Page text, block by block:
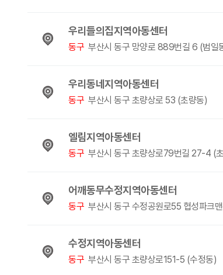
우리들의집지역아동센터
동구 부산시 동구 망양로 889번길 6 (범일
우리동네지역아동센터
동구 부산시 동구 초량상로 53 (초량동)
엘림지역아동센터
동구 부산시 동구 초량상로79번길 27-4 (
어깨동무수정지역아동센터
동구 부산시 동구 수정공원로55 협성파크
수정지역아동센터
동구 부산시 동구 초량상로151-5 (수정동)